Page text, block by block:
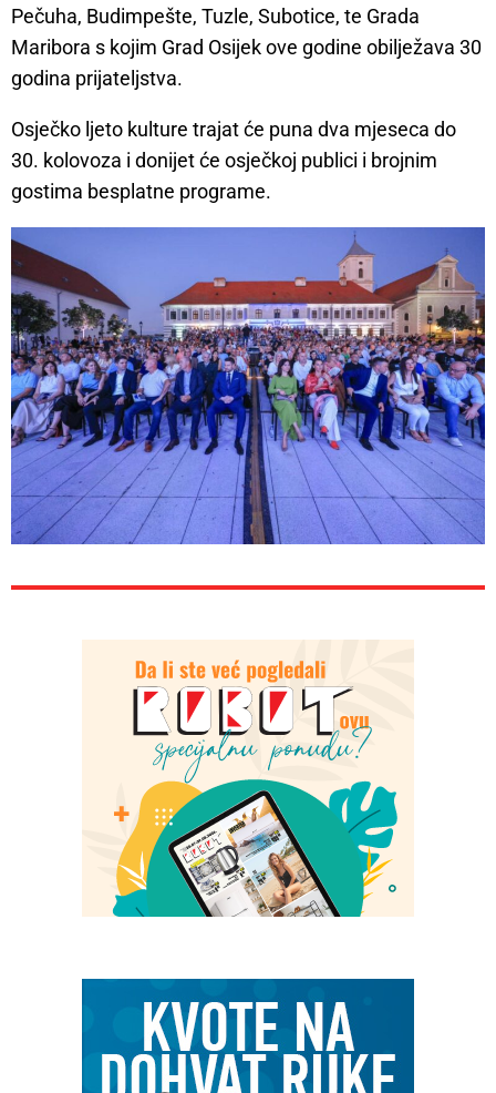
Pečuha, Budimpešte, Tuzle, Subotice, te Grada
Maribora s kojim Grad Osijek ove godine obilježava 30
godina prijateljstva.
Osječko ljeto kulture trajat će puna dva mjeseca do
30. kolovoza i donijet će osječkoj publici i brojnim
gostima besplatne programe.